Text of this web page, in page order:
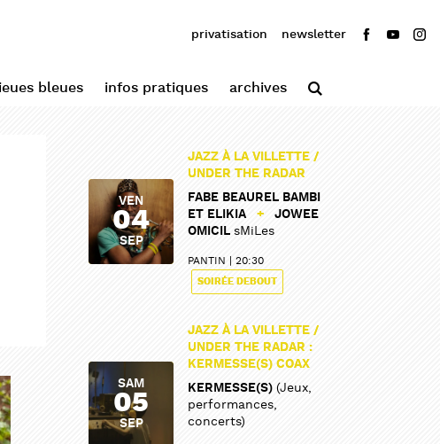
privatisation newsletter
bleues infos pratiques archives
VEN
04
SEP
JAZZ À LA VILLETTE /
UNDER THE RADAR
FABE BEAUREL BAMBI
ET ELIKIA +
JOWEE
OMICIL sMiLes
PANTIN 20:30
SOIRÉE DEBOUT
SAM
05
SEP
JAZZ À LA VILLETTE /
UNDER THE RADAR :
KERMESSE(S) COAX
KERMESSE(S) (Jeux,
performances,
concerts)